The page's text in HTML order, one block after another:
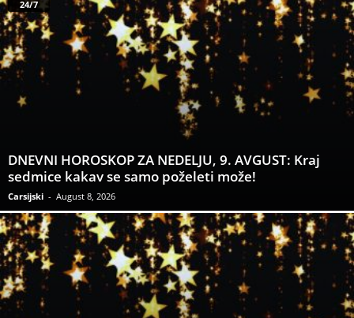
24/7
DNEVNI HOROSKOP ZA NEDELJU, 9. AVGUST: Kraj
sedmice kakav se samo poželeti može!
Carsijski - August 8, 2026